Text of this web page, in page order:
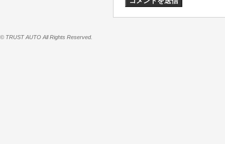
© TRUST AUTO All Rights Reserved.